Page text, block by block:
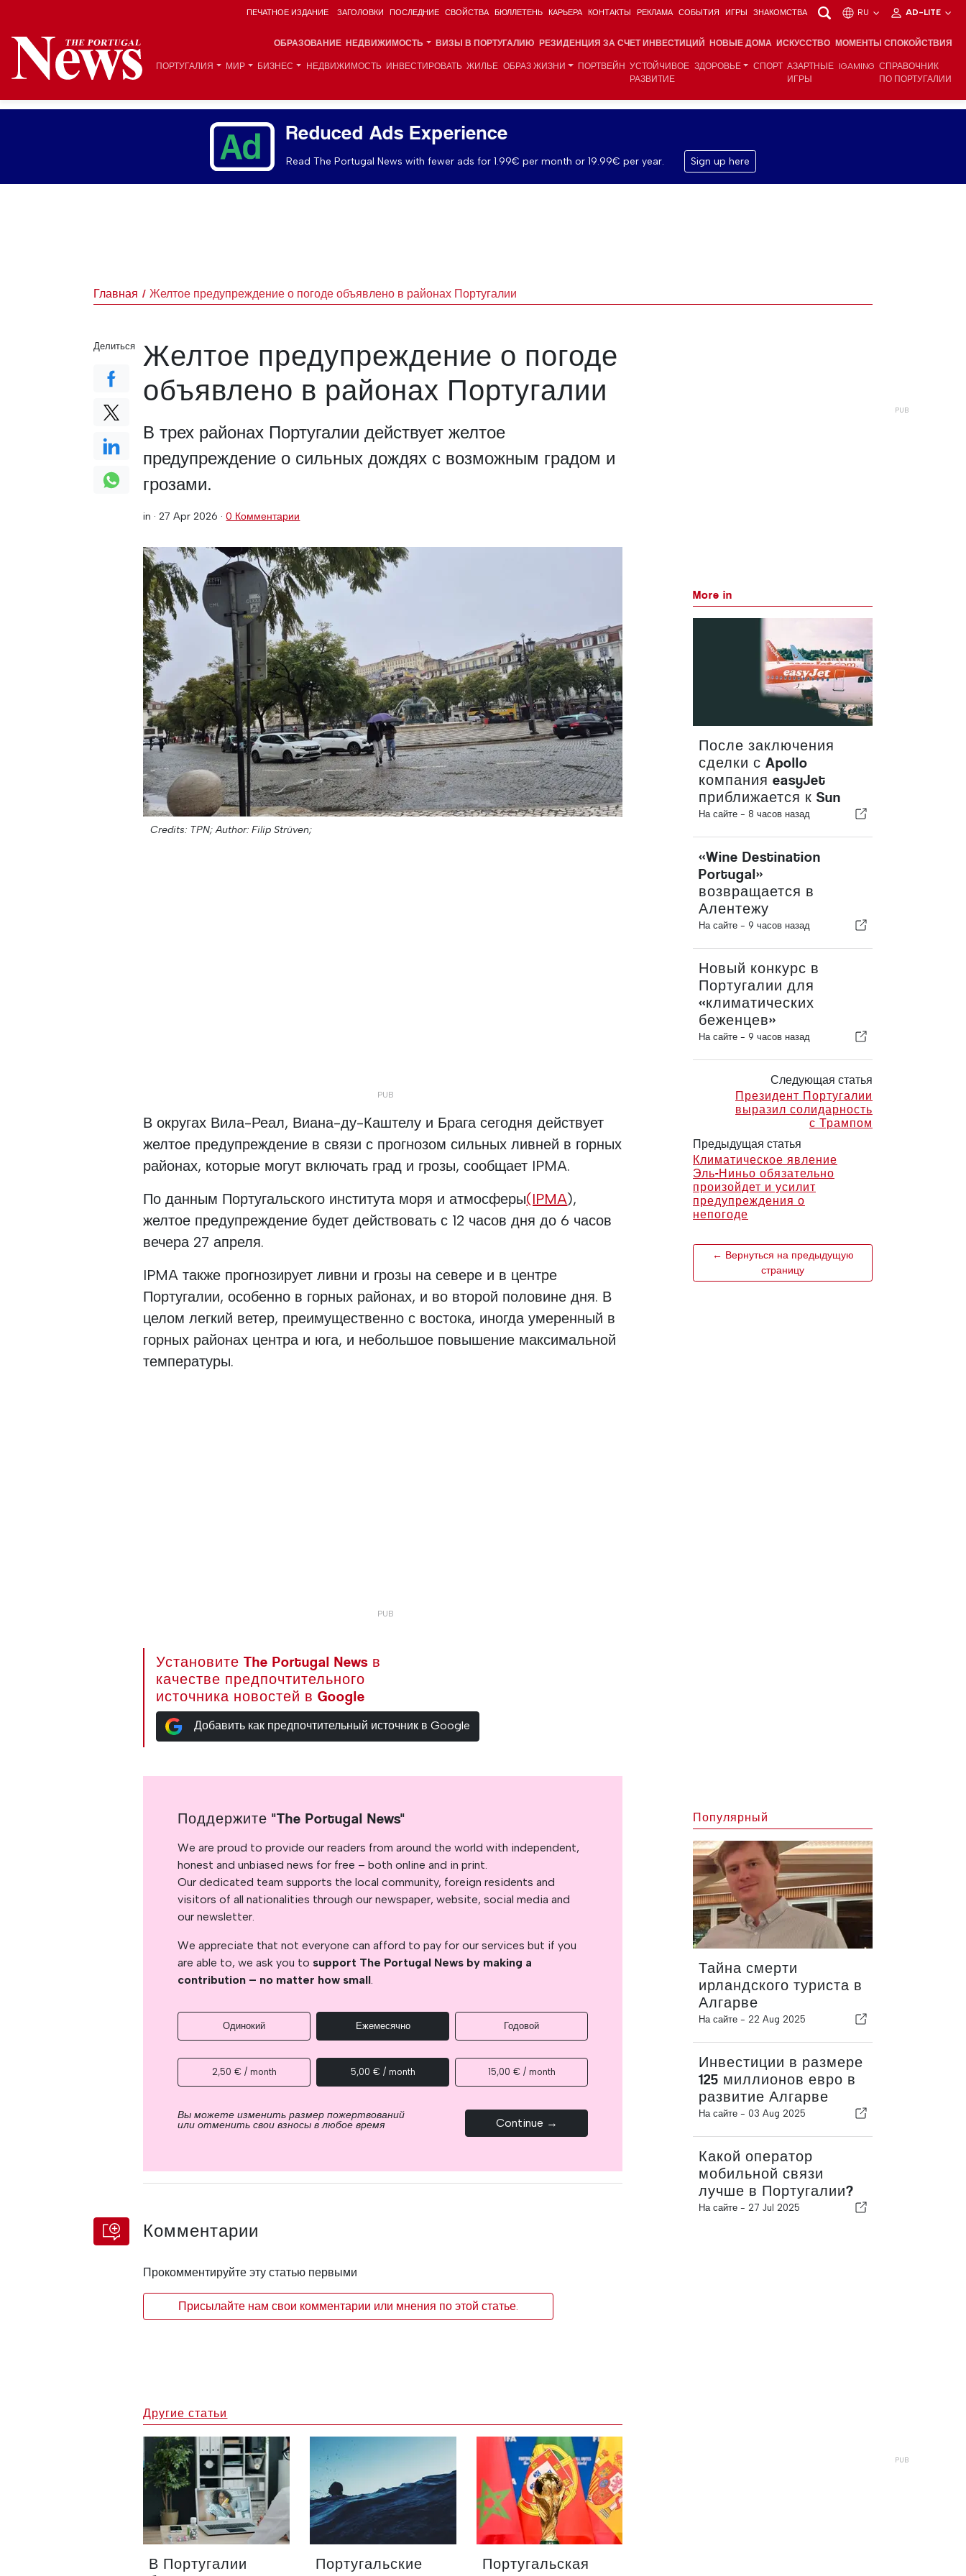
ПЕЧАТНОЕ ИЗДАНИЕ ЗАГОЛОВКИ ПОСЛЕДНИЕ СВОЙСТВА БЮЛЛЕТЕНЬ КАРЬЕРА КОНТАКТЫ РЕКЛАМА СОБЫТИЯ ИГРЫ ЗНАКОМСТВА RU AD-LITE
ОБРАЗОВАНИЕ НЕДВИЖИМОСТЬ ВИЗЫ В ПОРТУГАЛИЮ РЕЗИДЕНЦИЯ ЗА СЧЕТ ИНВЕСТИЦИЙ НОВЫЕ ДОМА ИСКУССТВО МОМЕНТЫ СПОКОЙСТВИЯ
ПОРТУГАЛИЯ МИР БИЗНЕС НЕДВИЖИМОСТЬ ИНВЕСТИРОВАТЬ ЖИЛЬЕ ОБРАЗ ЖИЗНИ ПОРТВЕЙН УСТОЙЧИВОЕ
РАЗВИТИЕ
ЗДОРОВЬЕ СПОРТ АЗАРТНЫЕ
ИГРЫ
IGAMING СПРАВОЧНИК
ПО ПОРТУГАЛИИ
Reduced Ads Experience
Read The Portugal News with fewer ads for 1.99€ per month or 19.99€ per year. Sign up here
Главная Желтое предупреждение о погоде объявлено в районах Португалии
Желтое предупреждение о погоде
объявлено в районах Португалии
В трех районах Португалии действует желтое
предупреждение о сильных дождях с возможным градом и
грозами.
in ·27 Apr 2026 ·0 Комментарии
Credits: TPN; Author: Filip Strüven;
В округах Вила-Реал, Виана-ду-Каштелу и Брага сегодня действует
желтое предупреждение в связи с прогнозом сильных ливней в горных
районах, которые могут включать град и грозы, сообщает IPMA.
По данным Португальского института моря и атмосферы(IPMA),
желтое предупреждение будет действовать с 12 часов дня до 6 часов
вечера 27 апреля.
IPMA также прогнозирует ливни и грозы на севере и в центре
Португалии, особенно в горных районах, и во второй половине дня. В
целом легкий ветер, преимущественно с востока, иногда умеренный в
горных районах центра и юга, и небольшое повышение максимальной
температуры.
Установите The Portugal News в
качестве предпочтительного
источника новостей в Google
Добавить как предпочтительный источник в Google
Делиться
More in
После заключения
сделки с Apollo
компания easyJet
приближается к Sun
На сайте - 8 часов назад
«Wine Destination
Portugal»
возвращается в
Алентежу
На сайте - 9 часов назад
Новый конкурс в
Португалии для
«климатических
беженцев»
На сайте - 9 часов назад
Следующая статья
Президент Португалии
выразил солидарность
с Трампом
Предыдущая статья
Климатическое явление
Эль-Ниньо обязательно
произойдет и усилит
предупреждения о
непогоде
← Вернуться на предыдущую
страницу
Поддержите "The Portugal News"
We are proud to provide our readers from around the world with independent,
honest and unbiased news for free – both online and in print.
Our dedicated team supports the local community, foreign residents and
visitors of all nationalities through our newspaper, website, social media and
our newsletter.
We appreciate that not everyone can afford to pay for our services but if you
are able to, we ask you to support The Portugal News by making a
contribution – no matter how small.
Одинокий Ежемесячно Годовой
2,50 € / month 5,00 € / month 15,00 € / month
Вы можете изменить размер пожертвований
или отменить свои взносы в любое время Continue →
Комментарии
Прокомментируйте эту статью первыми
Присылайте нам свои комментарии или мнения по этой статье.
Популярный
Тайна смерти
ирландского туриста в
Алгарве
На сайте - 22 Aug 2025
Инвестиции в размере
125 миллионов евро в
развитие Алгарве
На сайте - 03 Aug 2025
Какой оператор
мобильной связи
лучше в Португалии?
На сайте - 27 Jul 2025
Другие статьи
В Португалии
Португальские
Португальская